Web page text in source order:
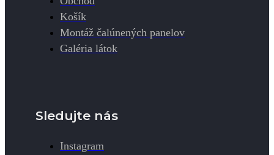
Košík
Montáž čalúnených panelov
Galéria látok
Sledujte nás
Instagram